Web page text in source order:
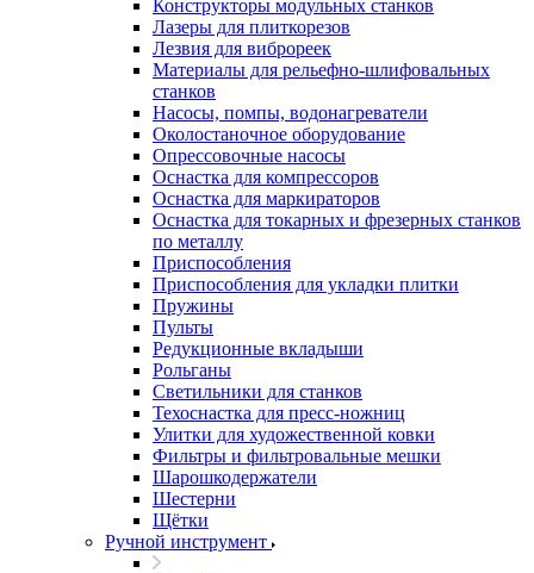
Конструкторы модульных станков
Лазеры для плиткорезов
Лезвия для виброреек
Материалы для рельефно-шлифовальных
станков
Насосы, помпы, водонагреватели
Околостаночное оборудование
Опрессовочные насосы
Оснастка для компрессоров
Оснастка для маркираторов
Оснастка для токарных и фрезерных станков
по металлу
Приспособления
Приспособления для укладки плитки
Пружины
Пульты
Редукционные вкладыши
Рольганы
Светильники для станков
Техоснастка для пресс-ножниц
Улитки для художественной ковки
Фильтры и фильтровальные мешки
Шарошкодержатели
Шестерни
Щётки
Ручной инструмент